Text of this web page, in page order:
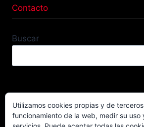
Contacto
Buscar
Facebook TikTok
Utilizamos cookies propias y de
funcionamiento de la web, medir su uso